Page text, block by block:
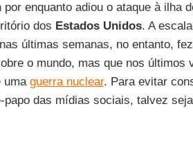
por enquanto adiou o ataque à ilha
dos Estados Unidos. A
últimas semanas, no entanto,
o mundo, mas que nos últimos
uma guerra nuclear. Para evitar
papo das mídias sociais, talvez